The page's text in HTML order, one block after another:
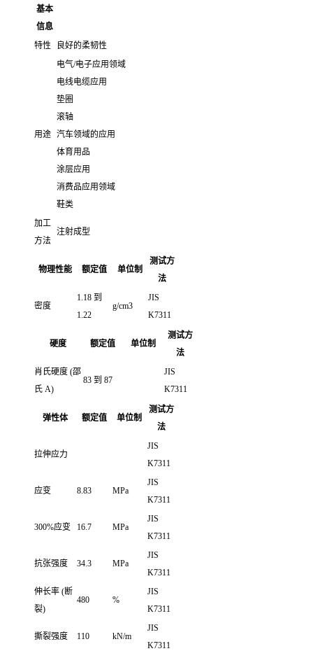
基本
信息
特性
良好的柔韧性
用途
电气/电子应用领域
电线电缆应用
垫圈
滚轴
汽车领域的应用
体育用品
涂层应用
消费品应用领域
鞋类
加工
方法
注射成型
物理性能 额定值 单位制
测试方
法
密度
1.18 到
1.22
g/cm3
JIS
K7311
硬度 额定值 单位制
测试方
法
肖氏硬度 (邵
氏 A)
83 到 87
JIS
K7311
弹性体 额定值 单位制
测试方
法
拉伸应力
JIS
K7311
应变 8.83 MPa
JIS
K7311
300%应变 16.7 MPa
JIS
K7311
抗张强度 34.3 MPa
JIS
K7311
伸长率 (断
裂)
480 %
JIS
K7311
撕裂强度 110 kN/m
JIS
K7311